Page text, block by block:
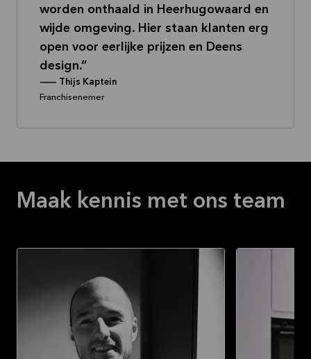
worden onthaald in Heerhugowaard en
wijde omgeving. Hier staan klanten erg
open voor eerlijke prijzen en Deens
design.
-- Thijs Kaptein
Franchisenemer
Maak kennis met ons team